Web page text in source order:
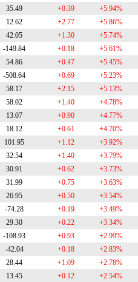
35.49 +0.39 +5.94%
12.62 +2.77 +5.86%
42.05 +1.30 +5.74%
-149.84 +0.18 +5.61%
54.86 +0.47 +5.45%
-508.64 +0.69 +5.23%
58.17 +2.15 +5.13%
58.02 +1.40 +4.78%
13.07 +0.90 +4.77%
18.12 +0.61 +4.70%
101.95 +1.12 +3.92%
32.54 +1.40 +3.79%
30.91 +0.62 +3.73%
31.99 +0.75 +3.63%
26.95 +0.50 +3.54%
-74.28 +0.19 +3.49%
29.30 +0.22 +3.34%
-108.93 +0.93 +2.99%
-42.04 +0.18 +2.83%
28.44 +1.09 +2.78%
13.45 +0.12 +2.54%